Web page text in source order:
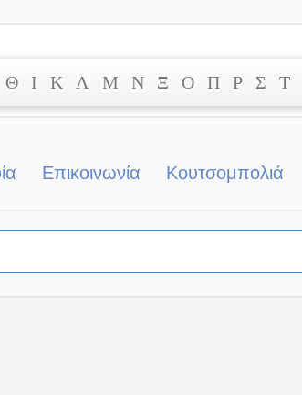
Θ Ι Κ Λ Μ Ν Ξ Ο Π Ρ Σ Τ
Επικοινωνία Κουτσομπολιά